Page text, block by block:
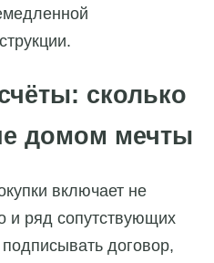
сколько
домом мечты
включает не
и ряд сопутствующих
договор,